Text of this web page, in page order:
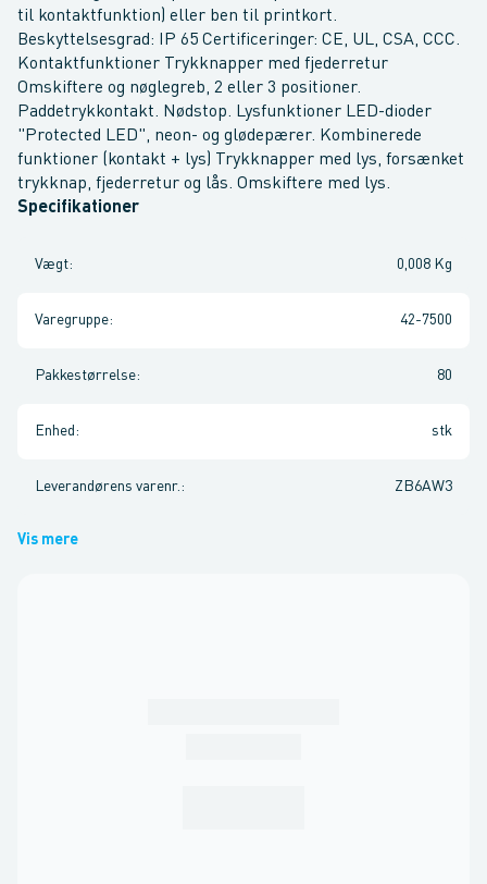
til kontaktfunktion) eller ben til printkort.
Beskyttelsesgrad: IP 65 Certificeringer: CE, UL, CSA, CCC.
Kontaktfunktioner Trykknapper med fjederretur
Omskiftere og nøglegreb, 2 eller 3 positioner.
Paddetrykkontakt. Nødstop. Lysfunktioner LED-dioder
"Protected LED", neon- og glødepærer. Kombinerede
funktioner (kontakt + lys) Trykknapper med lys, forsænket
trykknap, fjederretur og lås. Omskiftere med lys.
Specifikationer
Vægt: 0,008 Kg
Varegruppe: 42-7500
Pakkestørrelse: 80
Enhed : stk
Leverandørens varenr. : ZB6AW3
Vis mere